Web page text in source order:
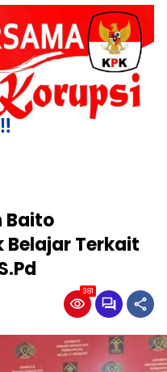
Baito
Belajar Terkait
381